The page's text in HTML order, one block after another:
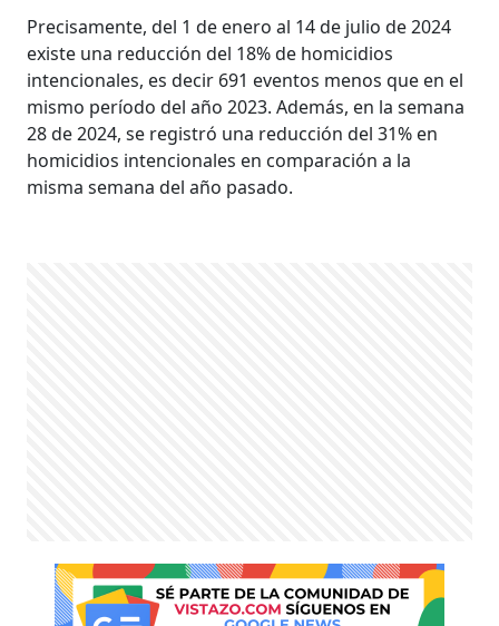
Precisamente, del 1 de enero al 14 de julio de 2024
existe una reducción del 18% de homicidios
intencionales, es decir 691 eventos menos que en el
mismo período del año 2023. Además, en la semana
28 de 2024, se registró una reducción del 31% en
homicidios intencionales en comparación a la
misma semana del año pasado.